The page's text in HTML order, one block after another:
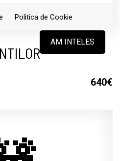
Politica de Cookie
AM INTELES
80 mp, 2
640€